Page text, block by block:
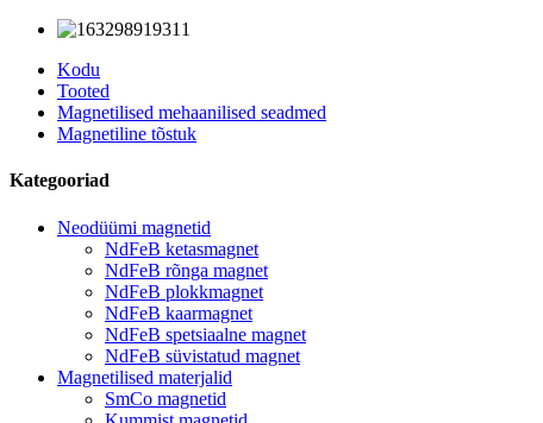
Kodu
Tooted
Magnetilised mehaanilised seadmed
Magnetiline tõstuk
Kategooriad
Neodüümi magnetid
NdFeB ketasmagnet
NdFeB rõnga magnet
NdFeB plokkmagnet
NdFeB kaarmagnet
NdFeB spetsiaalne magnet
NdFeB süvistatud magnet
Magnetilised materjalid
SmCo magnetid